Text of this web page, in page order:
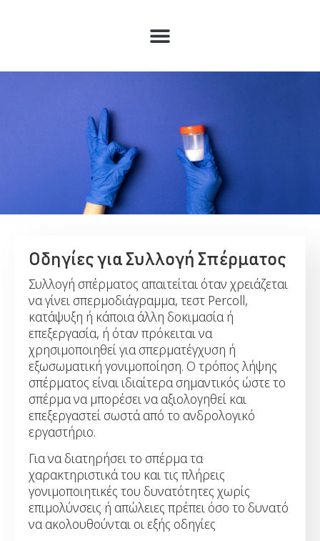
Οδηγίες για Συλλογή Σπέρματος
Συλλογή σπέρματος απαιτείται όταν χρειάζεται
να γίνει σπερμοδιάγραμμα, τεστ Percoll,
κατάψυξη ή κάποια άλλη δοκιμασία ή
επεξεργασία, ή όταν πρόκειται να
χρησιμοποιηθεί για σπερματέγχυση ή
εξωσωματική γονιμοποίηση. Ο τρόπος λήψης
σπέρματος είναι ιδιαίτερα σημαντικός ώστε το
σπέρμα να μπορέσει να αξιολογηθεί και
επεξεργαστεί σωστά από το ανδρολογικό
εργαστήριο.
Για να διατηρήσει το σπέρμα τα
χαρακτηριστικά του και τις πλήρεις
γονιμοποιητικές του δυνατότητες χωρίς
επιμολύνσεις ή απώλειες πρέπει όσο το δυνατό
να ακολουθούνται οι εξής οδηγίες